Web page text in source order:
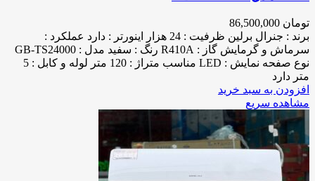
تومان
برند : جنرال برلین ظرفیت : 24 هزار اینورتر : دارد عملکرد :
سرماش و گرمایش گاز : R410A رنگ : سفید مدل : GB-TS24000
نوع صفحه نمایش : LED مناسب متراژ : 120 متر لوله و کابل : 5
متر دارد
افزودن به سبد خرید
مشاهده سریع